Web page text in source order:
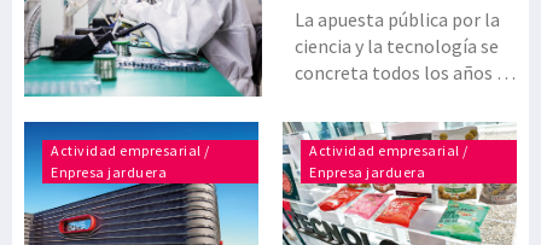
La apuesta pública por la
ciencia y la tecnología se
concreta todos los años en
presupuestarias que se
dedican a la I+D. Así, los
presupuestos de Euskadi
para este año recogen
partidas relativas a
Actividad empresarial /
Enpresa jarduera
Actividad empresarial /
Enpresa jarduera